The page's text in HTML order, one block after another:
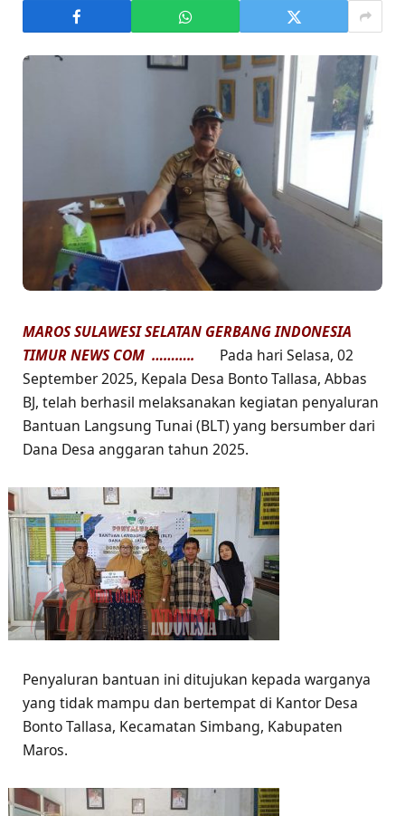
MAROS SULAWESI SELATAN GERBANG INDONESIA
TIMUR NEWS COM ………..
Pada hari Selasa, 02
September 2025, Kepala Desa Bonto Tallasa, Abbas
BJ, telah berhasil melaksanakan kegiatan penyaluran
Bantuan Langsung Tunai (BLT) yang bersumber dari
Dana Desa anggaran tahun 2025.
Penyaluran bantuan ini ditujukan kepada warganya
yang tidak mampu dan bertempat di Kantor Desa
Bonto Tallasa, Kecamatan Simbang, Kabupaten
Maros.